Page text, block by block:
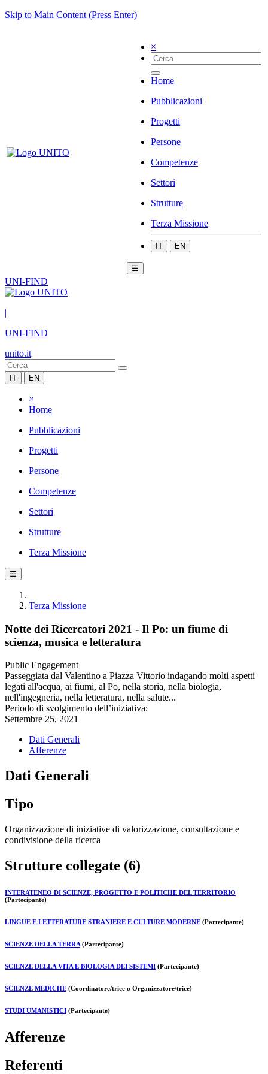
Skip to Main Content (Press Enter)
×
Home
Pubblicazioni
Progetti
Persone
Competenze
Settori
Strutture
Terza Missione
IT EN
☰
UNI-FIND
|
UNI-FIND
unito.it
IT EN
×
Home
Pubblicazioni
Progetti
Persone
Competenze
Settori
Strutture
Terza Missione
☰
Terza Missione
Notte dei Ricercatori 2021 - Il Po: un fiume di
scienza, musica e letteratura
Public Engagement
Passeggiata dal Valentino a Piazza Vittorio indagando molti aspetti
legati all'acqua, ai fiumi, al Po, nella storia, nella biologia,
nell'ingegneria, nella letteratura, nella salute...
Periodo di svolgimento dell’iniziativa:
Settembre 25, 2021
Dati Generali
Afferenze
Dati Generali
Tipo
Organizzazione di iniziative di valorizzazione, consultazione e
condivisione della ricerca
Strutture collegate (6)
INTERATENEO DI SCIENZE, PROGETTO E POLITICHE DEL TERRITORIO
(Partecipante)
LINGUE E LETTERATURE STRANIERE E CULTURE MODERNE (Partecipante)
SCIENZE DELLA TERRA (Partecipante)
SCIENZE DELLA VITA E BIOLOGIA DEI SISTEMI (Partecipante)
SCIENZE MEDICHE (Coordinatore/trice o Organizzatore/trice)
STUDI UMANISTICI (Partecipante)
Afferenze
Referenti